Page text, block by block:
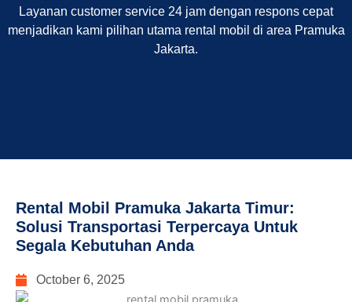
Layanan customer service 24 jam dengan respons cepat
menjadikan kami pilihan utama rental mobil di area Pramuka
Jakarta.
Rental Mobil Pramuka Jakarta Timur:
Solusi Transportasi Terpercaya Untuk
Segala Kebutuhan Anda
October 6, 2025